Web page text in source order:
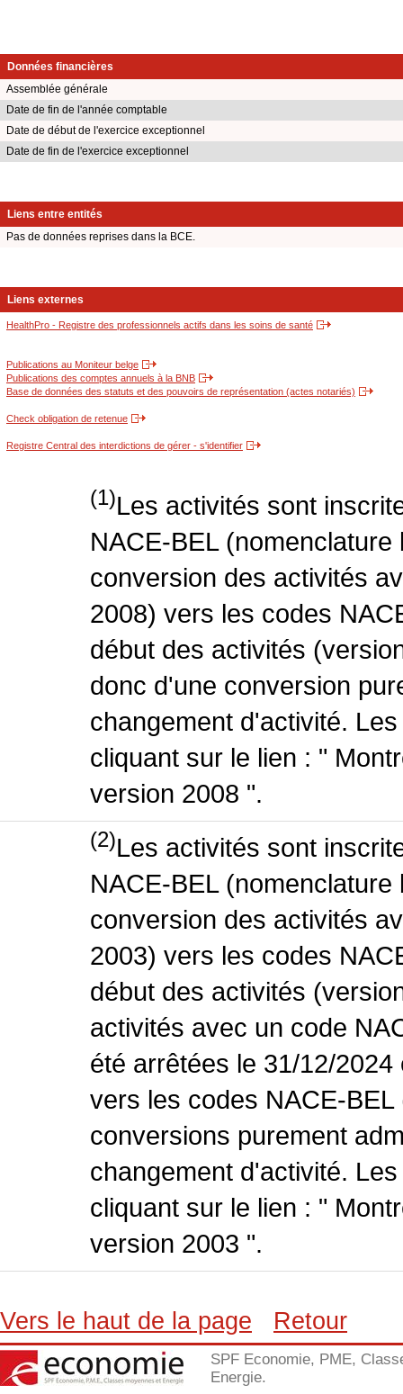
Données financières
Assemblée générale
Date de fin de l'année comptable
Date de début de l'exercice exceptionnel
Date de fin de l'exercice exceptionnel
Liens entre entités
Pas de données reprises dans la BCE.
Liens externes
HealthPro - Registre des professionnels actifs dans les soins de santé
Publications au Moniteur belge
Publications des comptes annuels à la BNB
Base de données des statuts et des pouvoirs de représentation (actes notariés)
Check obligation de retenue
Registre Central des interdictions de gérer - s'identifier
(1)Les activités sont
NACE-BEL
conversion des activités
2008) vers les codes
début des activités
donc d'une conversion
changement d'activité.
cliquant sur le lien : "
version 2008 ".
(2)Les activités sont
NACE-BEL
conversion des activités
2003) vers les codes
début des activités
activités avec un code
été arrêtées le 31/12/
vers les codes NACE-
conversions purement
changement d'activité.
cliquant sur le lien : "
version 2003 ".
Vers le haut de la page Retour
SPF Economie, PME,
Energie.